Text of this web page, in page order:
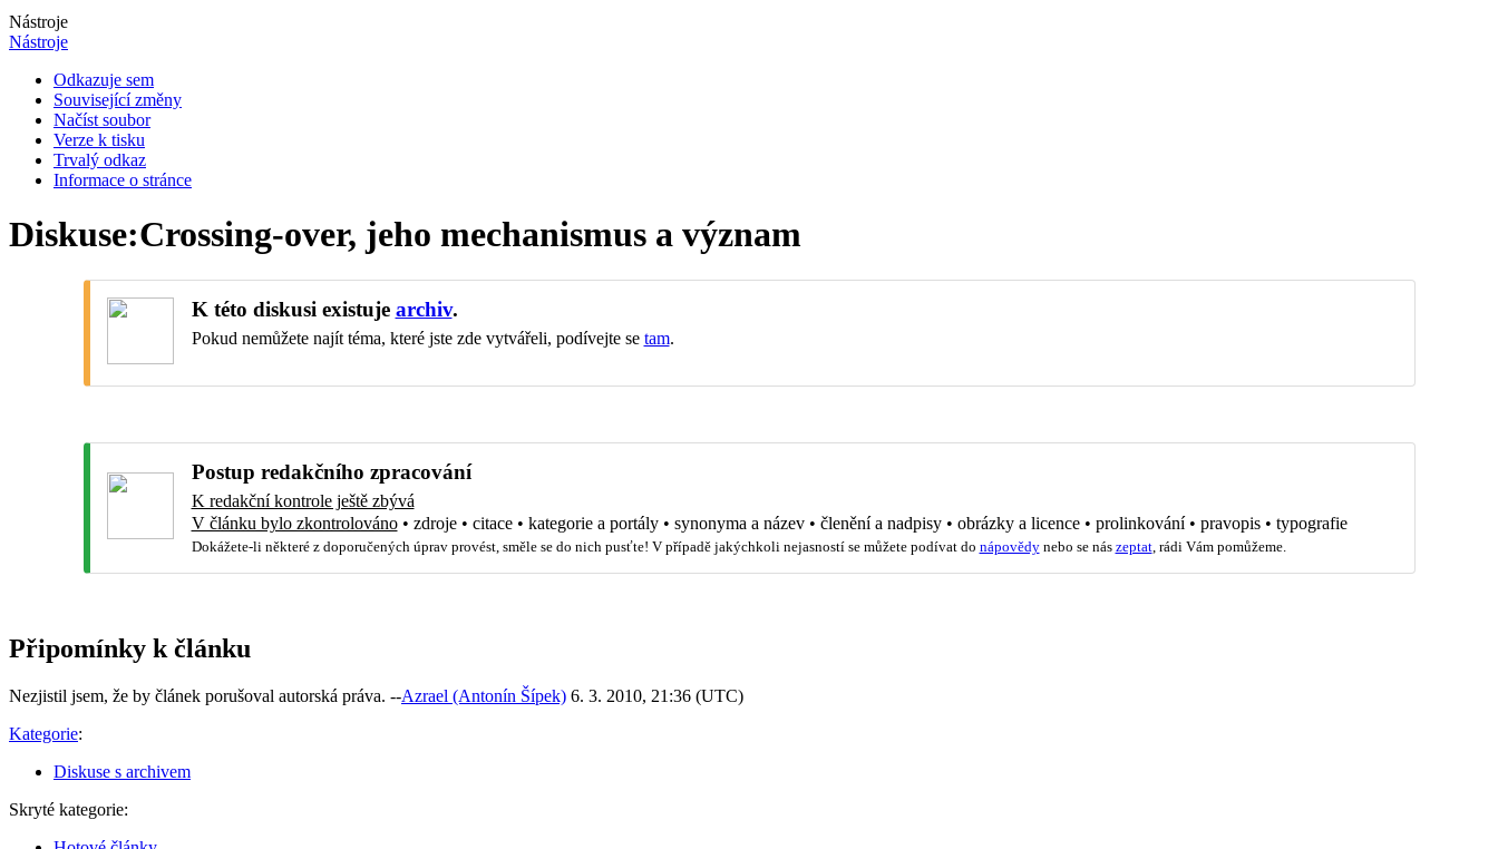
Nástroje
Nástroje
Odkazuje sem
Související změny
Načíst soubor
Verze k tisku
Trvalý odkaz
Informace o stránce
Diskuse:Crossing-over, jeho mechanismus a význam
K této diskusi existuje archiv.
Pokud nemůžete najít téma, které jste zde vytvářeli, podívejte se tam.
Postup redakčního zpracování
K redakční kontrole ještě zbývá
V článku bylo zkontrolováno• zdroje• citace• kategorie a portály• synonyma a název • členění a nadpisy• obrázky a licence• prolinkování• pravopis• typografie
Dokážete-li některé z doporučených úprav provést, směle se do nich pusťte! V případě jakýchkoli nejasností se můžete podívat do nápovědynebo se nás zeptat, rádi Vám pomůžeme.
Připomínky k článku
Nezjistil jsem, že by článek porušoval autorská práva. --Azrael (Antonín Šípek) 6. 3. 2010, 21:36 (UTC)
Kategorie:
Diskuse s archivem
Skryté kategorie: